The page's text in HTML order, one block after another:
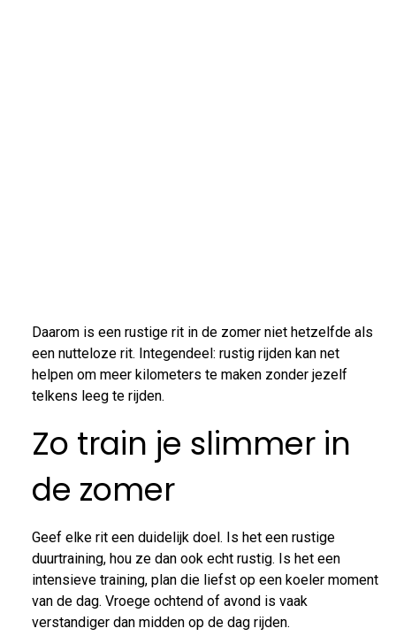
Daarom is een rustige rit in de zomer niet hetzelfde als
een nutteloze rit. Integendeel: rustig rijden kan net
helpen om meer kilometers te maken zonder jezelf
telkens leeg te rijden.
Zo train je slimmer in
de zomer
Geef elke rit een duidelijk doel. Is het een rustige
duurtraining, hou ze dan ook echt rustig. Is het een
intensieve training, plan die liefst op een koeler moment
van de dag. Vroege ochtend of avond is vaak
verstandiger dan midden op de dag rijden.